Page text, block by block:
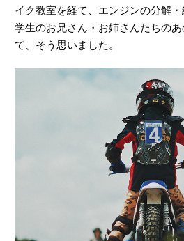
イク教室を経て、エンジンの分解
学生のお兄さん・お姉さんたちの
て、そう思いました。